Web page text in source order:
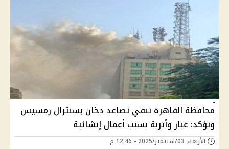
محافظة القاهرة تنفي تصاعد دخان بسنترال رمسيس
وتؤكد: غبار وأتربة بسبب أعمال إنشائية
الأربعاء 03/سبتمبر/2025 - 12:46 م